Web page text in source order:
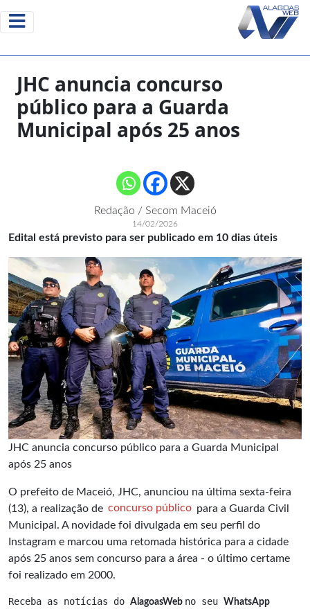
JHC anuncia concurso
público para a Guarda
Municipal após 25 anos
Redação / Secom Maceió
14/02/2026
Edital está previsto para ser publicado em 10 dias úteis
JHC anuncia concurso público para a Guarda Municipal
após 25 anos
O prefeito de Maceió, JHC, anunciou na última sexta-feira
(13), a realização de concurso público para a Guarda Civil
Municipal. A novidade foi divulgada em seu perfil do
Instagram e marcou uma retomada histórica para a cidade
após 25 anos sem concurso para a área - o último certame
foi realizado em 2000.
Receba as notícias do AlagoasWeb no seu WhatsApp